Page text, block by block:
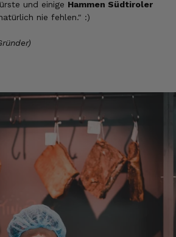
und einige Hammen Südtiroler
nie fehlen." :)
Kunde
Speck ist okay und schmeckt
Kunde
Ware gerne wieder
9.8.2026
Kunde
Ware + schneller Versand!!!